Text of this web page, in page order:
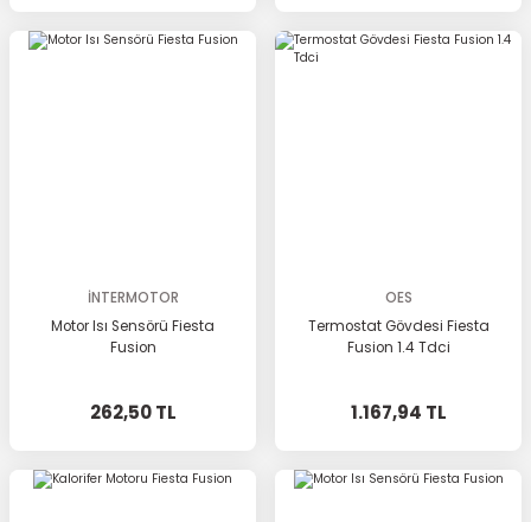
İNTERMOTOR
Motor Isı Sensörü Fiesta
Fusion
262,50 TL
OES
Termostat Gövdesi Fiesta
Fusion 1.4 Tdci
1.167,94 TL